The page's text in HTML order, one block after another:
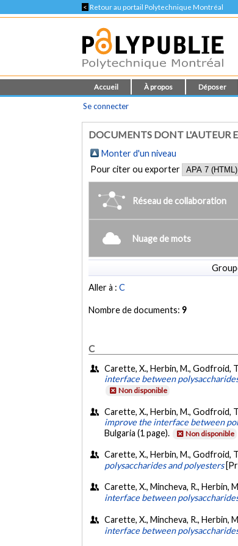
< Retour au portail Polytechnique Montréal
Accueil À propos Déposer
Se connecter
DOCUMENTS DONT L'AUTEUR
Monter d'un niveau
Pour citer ou exporter
Réseau de collaboration
Nuage de mots
Aller à :C
Nombre de documents:9
C
Carette, X., Herbin, M., Godfroid,
interface between
Non disponible
Carette, X., Herbin, M., Godfroid,
improve the interface between
Bulgaria (1 page).
Non disponible
Carette, X., Herbin, M., Godfroid,
polysaccharides and polyesters
Carette, X., Mincheva, R., Herbin,
interface between
Carette, X., Mincheva, R., Herbin,
interface between